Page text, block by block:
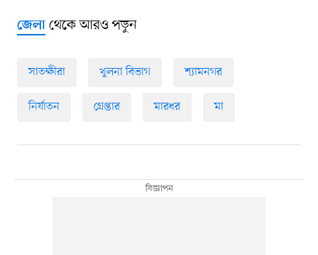
জেলাথেকে আরও পড়ুন
সাতক্ষীরা খুলনা বিভাগ শ্যামনগর
নির্যাতন গ্রেপ্তার মারধর মা